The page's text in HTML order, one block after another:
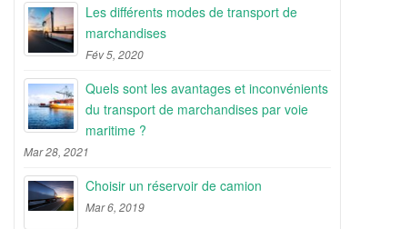
Les différents modes de transport de
marchandises
Fév 5, 2020
Quels sont les avantages et inconvénients
du transport de marchandises par voie
maritime ?
Mar 28, 2021
Choisir un réservoir de camion
Mar 6, 2019